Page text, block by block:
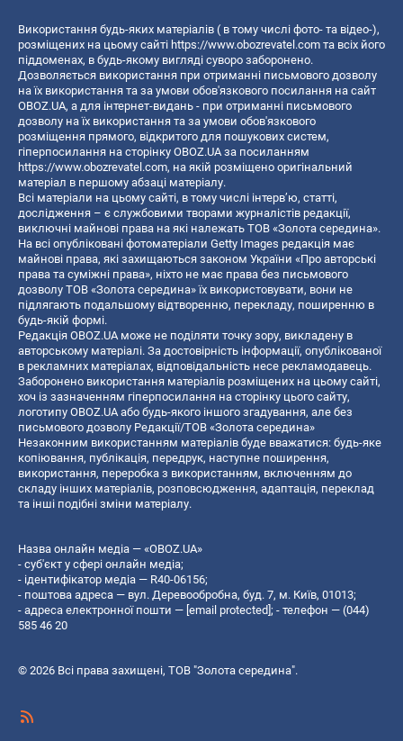
Використання будь-яких матеріалів ( в тому числі фото- та відео-),
розміщених на цьому сайті https://www.obozrevatel.com та всіх його
піддоменах, в будь-якому вигляді суворо заборонено.
Дозволяється використання при отриманні письмового дозволу
на їх використання та за умови обов'язкового посилання на сайт
OBOZ.UA, а для інтернет-видань - при отриманні письмового
дозволу на їх використання та за умови обов'язкового
розміщення прямого, відкритого для пошукових систем,
гіперпосилання на сторінку OBOZ.UA за посиланням
https://www.obozrevatel.com, на якій розміщено оригінальний
матеріал в першому абзаці матеріалу.
Всі матеріали на цьому сайті, в тому числі інтерв’ю, статті,
дослідження – є службовими творами журналістів редакції,
виключні майнові права на які належать ТОВ «Золота середина».
На всі опубліковані фотоматеріали Getty Images редакція має
майнові права, які захищаються законом України «Про авторські
права та суміжні права», ніхто не має права без письмового
дозволу ТОВ «Золота середина» їх використовувати, вони не
підлягають подальшому відтворенню, перекладу, поширенню в
будь-якій формі.
Редакція OBOZ.UA може не поділяти точку зору, викладену в
авторському матеріалі. За достовірність інформації, опублікованої
в рекламних матеріалах, відповідальність несе рекламодавець.
Заборонено використання матеріалів розміщених на цьому сайті,
хоч із зазначенням гіперпосилання на сторінку цього сайту,
логотипу OBOZ.UA або будь-якого іншого згадування, але без
письмового дозволу Редакції/ТОВ «Золота середина»
Незаконним використанням матеріалів буде вважатися: будь-яке
копiювання, публiкацiя, передрук, наступне поширення,
використання, переробка з використанням, включенням до
складу інших матеріалів, розповсюдження, адаптація, переклад
та інші подібні зміни матеріалу.
Назва онлайн медіа — «OBOZ.UA»
- суб'єкт у сфері онлайн медіа;
- ідентифікатор медіа — R40-06156;
- поштова адреса — вул. Деревообробна, буд. 7, м. Київ, 01013;
- адреса електронної пошти — [email protected] ; - телефон — (044)
585 46 20
© 2026 Всі права захищені, ТОВ "Золота середина".